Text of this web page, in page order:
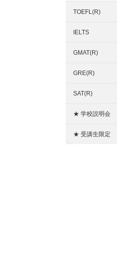
TOEFL(R)
IELTS
GMAT(R)
GRE(R)
SAT(R)
★ 学校説明会
★ 受講生限定